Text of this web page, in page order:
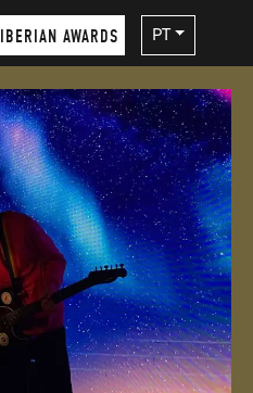
IBERIAN AWARDS PT